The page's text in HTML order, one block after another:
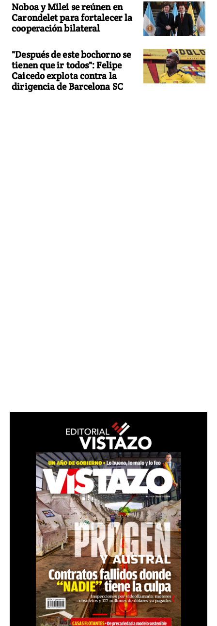
Noboa y Milei se reúnen en
Carondelet para fortalecer la
cooperación bilateral
"Después de este bochorno se
tienen que ir todos": Felipe
Caicedo explota contra la
dirigencia de Barcelona SC